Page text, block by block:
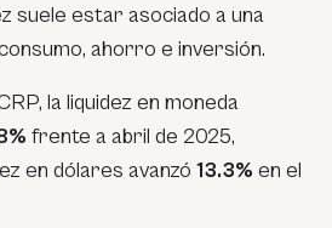
suele estar asociado a una
ahorro e inversión.
la liquidez en moneda
frente a abril de 2025,
en dólares avanzó 13.3% en el